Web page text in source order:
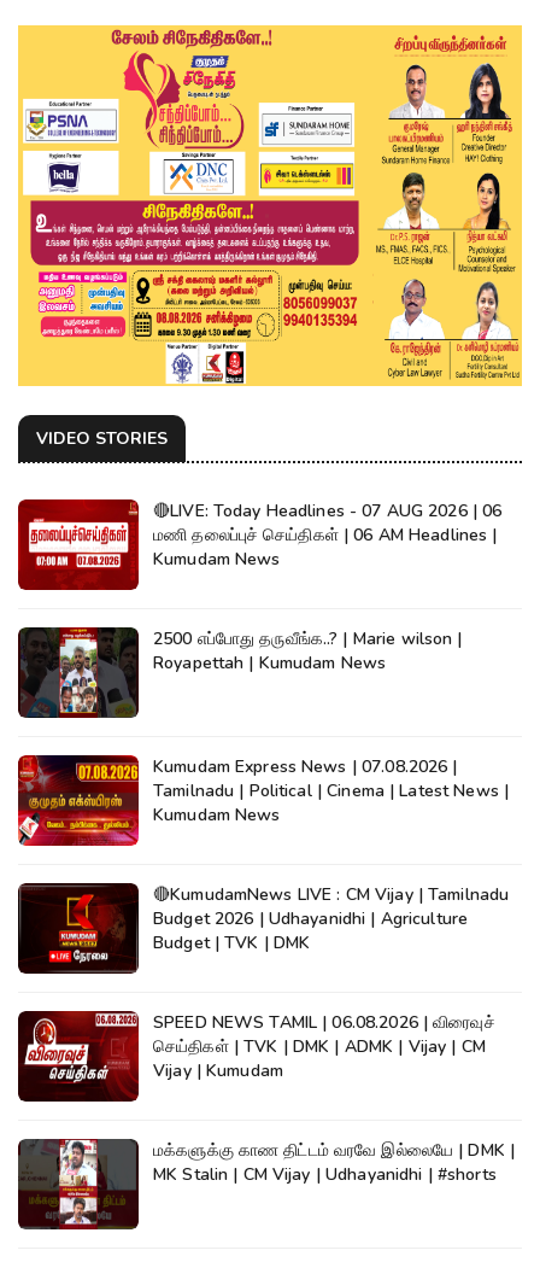
VIDEO STORIES
🔴LIVE: Today Headlines - 07 AUG 2026 | 06
மணி தலைப்புச் செய்திகள் | 06 AM Headlines |
Kumudam News
2500 எப்போது தருவீங்க..? | Marie wilson |
Royapettah | Kumudam News
Kumudam Express News | 07.08.2026 |
Tamilnadu | Political | Cinema | Latest News |
Kumudam News
🔴KumudamNews LIVE : CM Vijay | Tamilnadu
Budget 2026 | Udhayanidhi | Agriculture
Budget | TVK | DMK
SPEED NEWS TAMIL | 06.08.2026 | விரைவுச்
செய்திகள் | TVK | DMK | ADMK | Vijay | CM
Vijay | Kumudam
மக்களுக்கு காண திட்டம் வரவே இல்லையே | DMK |
MK Stalin | CM Vijay | Udhayanidhi | #shorts